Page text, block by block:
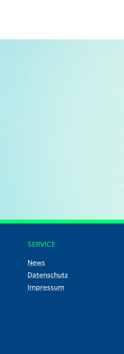
SERVICE
News
Datenschutz
Impressum